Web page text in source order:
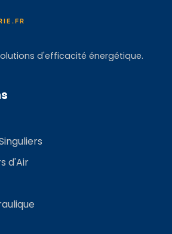
d'efficacité énergétique.
d'Air